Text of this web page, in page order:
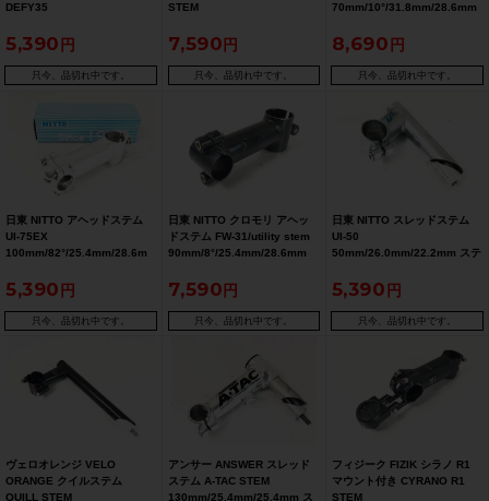
DEFY35
ム
5,390
只今、品切れ中です。
STEM
テム
7,590
只今、品切れ中です。
70mm/10°/31.8mm/28.6mm
8,690
只今、品切れ中です。
日東 NITTO アヘッドステム
UI-75EX
100mm/82°/25.4mm/28.6m
5,390
只今、品切れ中です。
日東 NITTO クロモリ アヘッ
ドステム FW-31/utility stem
90mm/8°/25.4mm/28.6mm
7,590
只今、品切れ中です。
日東 NITTO スレッドステム
UI-50
50mm/26.0mm/22.2mm ステ
5,390
只今、品切れ中です。
ヴェロオレンジ VELO
ORANGE クイルステム
QUILL STEM
アンサー ANSWER スレッド
ステム A-TAC STEM
130mm/25.4mm/25.4mm ス
フィジーク FIZIK シラノ R1
マウント付き CYRANO R1
STEM